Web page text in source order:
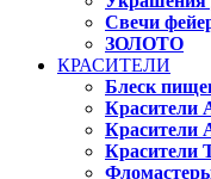
Свечи
ЗОЛОТО
КРАСИТЕЛИ
Блеск
Красители
Красители
Красители